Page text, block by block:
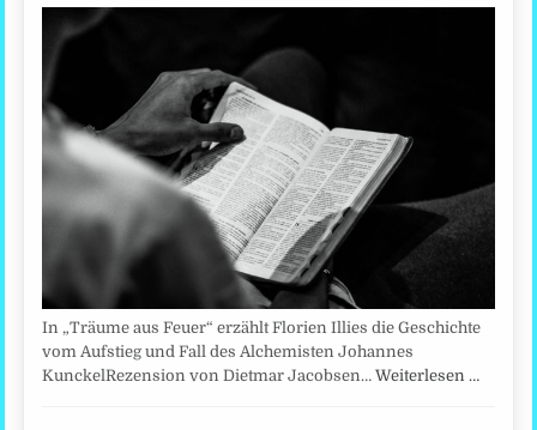
In „Träume aus Feuer“ erzählt Florien Illies die Geschichte
vom Aufstieg und Fall des Alchemisten Johannes
KunckelRezension von Dietmar Jacobsen…Weiterlesen …